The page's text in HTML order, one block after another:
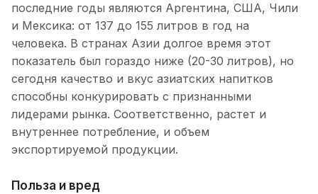
последние годы являются Аргентина, США, Чили
и Мексика: от 137 до 155 литров в год на
человека. В странах Азии долгое время этот
показатель был гораздо ниже (20-30 литров), но
сегодня качество и вкус азиатских напитков
способны конкурировать с признанными
лидерами рынка. Соответственно, растет и
внутреннее потребление, и объем
экспортируемой продукции.
Польза и вред